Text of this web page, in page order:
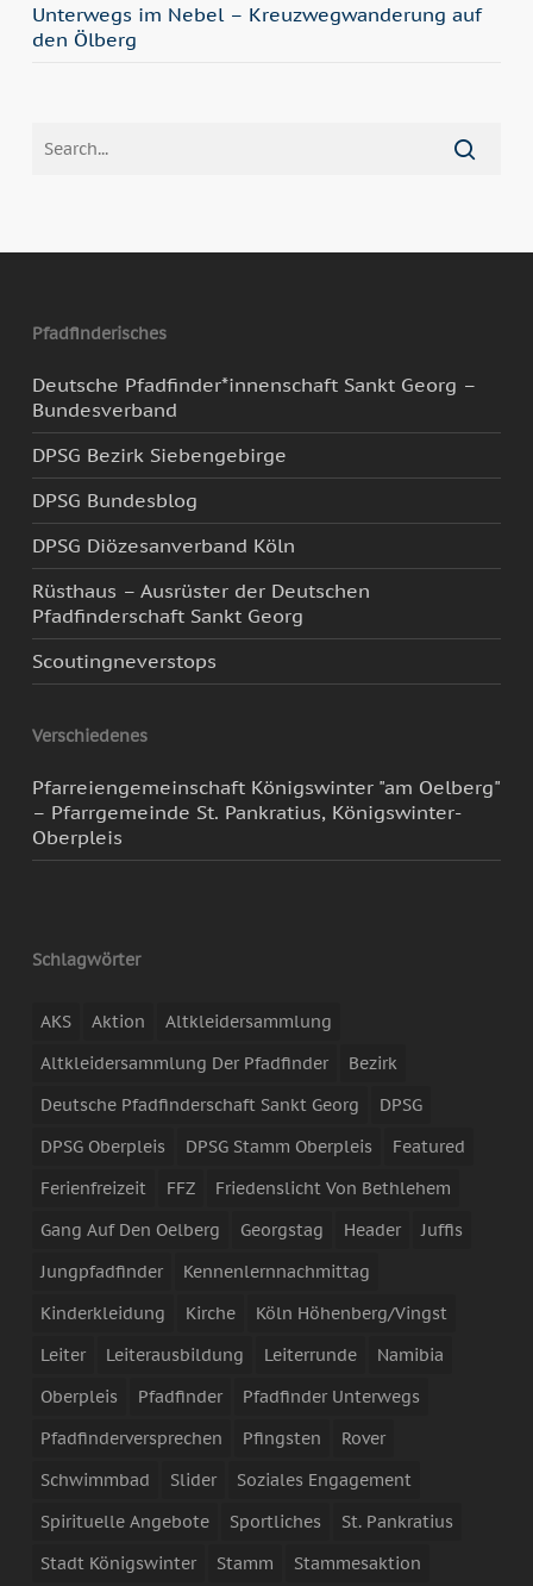
Unterwegs im Nebel – Kreuzwegwanderung auf
den Ölberg
Pfadfinderisches
Deutsche Pfadfinder*innenschaft Sankt Georg –
Bundesverband
DPSG Bezirk Siebengebirge
DPSG Bundesblog
DPSG Diözesanverband Köln
Rüsthaus – Ausrüster der Deutschen
Pfadfinderschaft Sankt Georg
Scoutingneverstops
Verschiedenes
Pfarreiengemeinschaft Königswinter "am Oelberg"
– Pfarrgemeinde St. Pankratius, Königswinter-
Oberpleis
Schlagwörter
AKS Aktion
Altkleidersammlung
Altkleidersammlung Der Pfadfinder
Bezirk
Deutsche Pfadfinderschaft Sankt Georg
DPSG
DPSG Oberpleis
DPSG Stamm Oberpleis
Featured
Ferienfreizeit
FFZ
Friedenslicht Von Bethlehem
Gang Auf Den Oelberg
Georgstag Header
Juffis
Jungpfadfinder
Kennenlernnachmittag
Kinderkleidung
Kirche
Köln Höhenberg/Vingst
Leiter
Leiterausbildung Leiterrunde
Namibia
Oberpleis
Pfadfinder
Pfadfinder Unterwegs
Pfadfinderversprechen
Pfingsten
Rover
Schwimmbad
Slider
Soziales Engagement
Spirituelle Angebote
Sportliches
St. Pankratius
Stadt Königswinter
Stamm Stammesaktion